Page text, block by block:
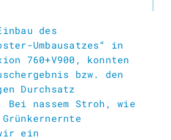
des
Umbausatzes“
in
760+V900, konnten
bzw. den
Durchsatz
Bei nassem Stroh, wie
ein